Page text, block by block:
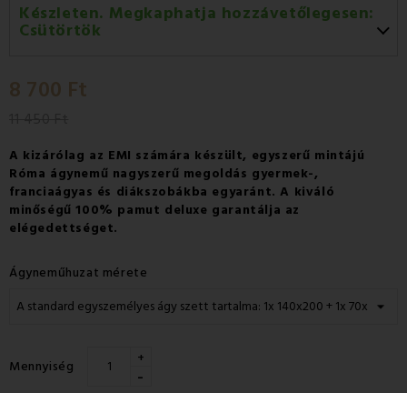
Készleten. Megkaphatja hozzávetőlegesen:
Csütörtök
Péntek 14.08
8 700 Ft
A kizárólag az EMI számára készült, egyszerű mintájú
Róma ágynemű nagyszerű megoldás gyermek-,
franciaágyas és diákszobákba egyaránt. A kiváló
minőségű 100% pamut deluxe garantálja az
elégedettséget.
Ágyneműhuzat mérete
Mennyiség +
-